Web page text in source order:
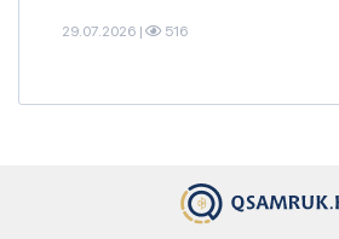
29.07.2026 | 516